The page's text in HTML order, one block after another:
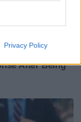
Privacy Policy